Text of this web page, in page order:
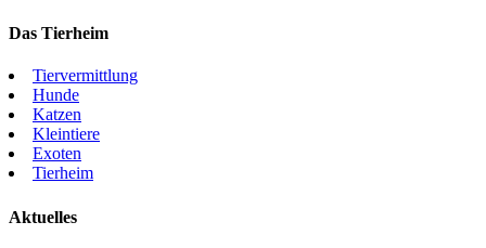
Das Tierheim
Tiervermittlung
Hunde
Katzen
Kleintiere
Exoten
Tierheim
Aktuelles